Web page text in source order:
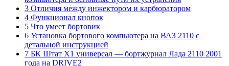
3 Отличия между инжектором и карбюратором
4 Функционал кнопок
5 Что умеет бортовик
6 Установка бортового компьютера на ВАЗ 2110 с
детальной инструкцией
7 БК Штат Х1 универсал — бортжурнал Лада 2110 2001
года на DRIVE2